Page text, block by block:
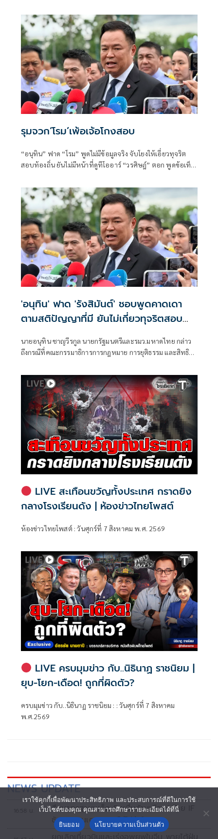
รุมจวก‘โรม’เพ้อเจ้อโกงสอบ
“อนุทิน” ฟาด “โรม” พูดไม่มีข้อมูลจริง จับโยงให้เอี่ยวทุจริต
สอบท้องถิ่น ยันไม่มีหน้าที่ดูทีโออาร์ “วรศิษฎ์” ตอก พูดข้อเท็จ
'อนุทิน' ฟาด 'รังสิมันต์' ชอบพูดคาดเดา
ตามสติปัญญาที่มี ยันไม่เกี่ยวทุจริตสอบ
นายอนุทิน ชาญวีรกูล นายกรัฐมนตรีและรมว.มหาดไทย กล่าว
ถึงกรณีที่คณะกรรมาธิการการกฎหมาย การยุติธรรม และสิทธิ
กรรมาธิการ มีการอ้างชื่อนายกรัฐมนตรี เข้าไปเกี่ยวข้องกับการ
ทุจริตสอบท้องถิ่น
LIVE สะเทือนขวัญทั้งประเทศ กราดยิง
กลางโรงเรียนดัง | ห้องข่าวไทยโพสต์
ห้องข่าวไทยโพสต์ : วันศุกร์ที่ 7 สิงหาคม พ.ศ. 2569
LIVE ครบมุมข่าว กับ..นิธินาฏ ราชนิยม |
ยุบ-โยก-เดือด! ถูกที่ผิดตัว?
ครบมุมข่าว กับ..นิธินาฏ ราชนิยม : : วันศุกร์ที่ 7 สิงหาคม
พ.ศ.2569
NEWS UPDATE
ศึกมาตรฐานเหล็ก 5 หมื่นล้านเดือด! ฝ่าย IF
ซัดมติแบนเตาหลอมไม่โปร่งใส
เราใช้คุกกี้เพื่อพัฒนาประสิทธิภาพ และประสบการณ์ที่ดีในการใช้
เว็บไซต์ของคุณ คุณสามารถศึกษารายละเอียดได้ที่นี่
ยินยอม
นโยบายความเป็นส่วนตัว